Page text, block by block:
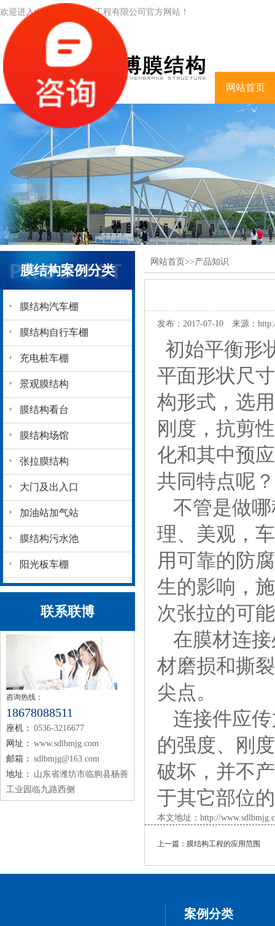
欢迎进入山东联博膜结构工程有限公司官方网站！
网站首页
膜结构案例分类
膜结构汽车棚
膜结构自行车棚
充电桩车棚
景观膜结构
膜结构看台
膜结构场馆
张拉膜结构
大门及出入口
加油站加气站
膜结构污水池
阳光板车棚
联系联博
咨询热线：
18678088511
座机： 0536-3216677
网址： www.sdlbmjg.com
邮箱： sdlbmjg@163.com
地址：
山东省潍坊市临朐县杨善
工业园临九路西侧
网站首页 >>产品知识
发布：2017-07-10 来源：
初始平衡形
平面形状尺
构形式，选
刚度，抗剪
化和其中预
共同特点呢？
不管是做哪
理、美观，
用可靠的防
生的影响，
次张拉的可
在膜材连接
材磨损和撕
尖点。
连接件应传
的强度、刚
破坏，并不
于其它部位
本文地址： http://
上一篇：膜结构工程的应用范围
案例分类